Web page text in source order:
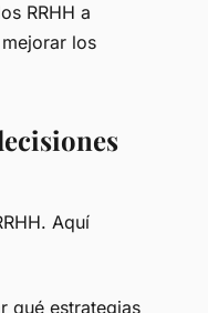
RRHH a
los
Aquí
qué estrategias